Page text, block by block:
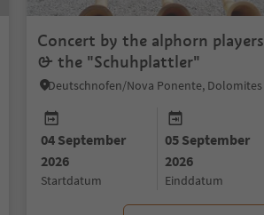
Concert by the alphorn players
& the "Schuhplattler"
04 September
2026
startdatum
05 September
2026
einddatum